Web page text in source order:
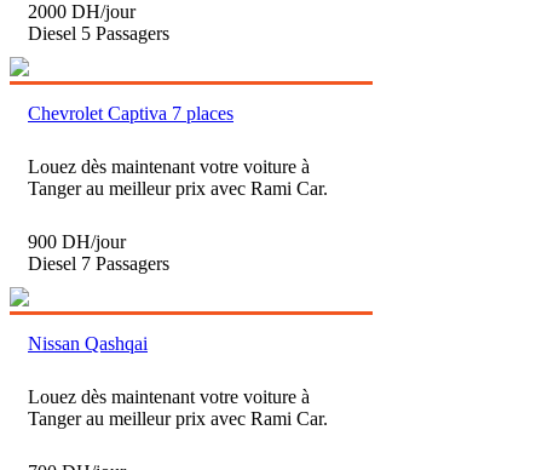
2000 DH/jour
Diesel 5 Passagers
Chevrolet Captiva 7 places
Louez dès maintenant votre voiture à
Tanger au meilleur prix avec Rami Car.
900 DH/jour
Diesel 7 Passagers
Nissan Qashqai
Louez dès maintenant votre voiture à
Tanger au meilleur prix avec Rami Car.